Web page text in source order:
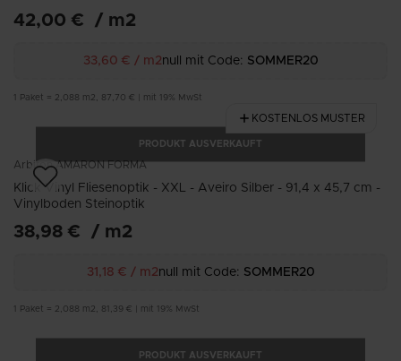
42,00 € / m2
33,60 € / m2null mit Code: SOMMER20
Paket = 2,088 m2 87,70 € mit 19% MwSt
PRODUKT AUSVERKAUFT
KOSTENLOS MUSTER
Arbiton AMARON FORMA
Klick Vinyl Fliesenoptik - XXL - Aveiro Silber - 91,4 x 45,7 cm -
Vinylboden Steinoptik
38,98 € / m2
31,18 € / m2null mit Code: SOMMER20
Paket = 2,088 m2 81,39 € mit 19% MwSt
PRODUKT AUSVERKAUFT